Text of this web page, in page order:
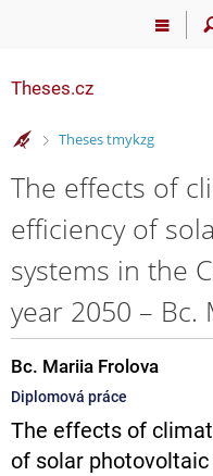
Theses.cz
>
Theses tmykzg
The effects of
efficiency of
systems in the
year 2050 – Bc.
Bc. Mariia Frolova
Diplomová práce
The effects of
of solar